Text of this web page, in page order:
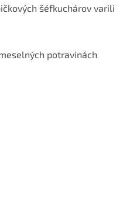
šéfkuchárov varili
potravinách